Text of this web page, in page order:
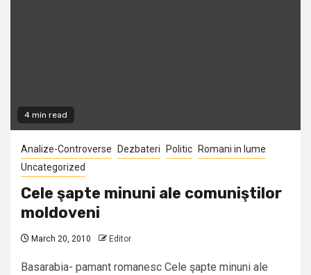
4 min read
Analize-Controverse Dezbateri Politic
Romani in lume
Uncategorized
Cele şapte minuni ale comuniştilor
moldoveni
March 20, 2010 Editor
Basarabia- pamant romanesc Cele şapte minuni ale